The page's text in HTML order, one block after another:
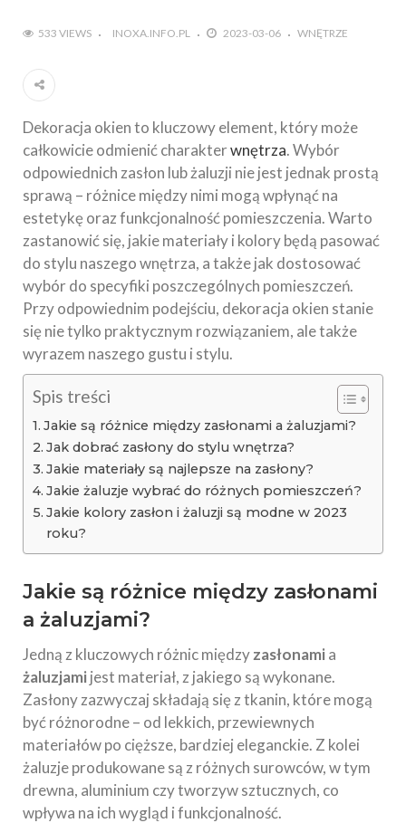
533 VIEWS INOXA.INFO.PL 2023-03-06 WNĘTRZE
Dekoracja okien to kluczowy element, który może
całkowicie odmienić charakterwnętrza. Wybór
odpowiednich zasłon lub żaluzji nie jest jednak prostą
sprawą – różnice między nimi mogą wpłynąć na
estetykę oraz funkcjonalność pomieszczenia. Warto
zastanowić się, jakie materiały i kolory będą pasować
do stylu naszego wnętrza, a także jak dostosować
wybór do specyfiki poszczególnych pomieszczeń.
Przy odpowiednim podejściu, dekoracja okien stanie
się nie tylko praktycznym rozwiązaniem, ale także
wyrazem naszego gustu i stylu.
Spis treści
Jakie są różnice między zasłonami a żaluzjami?
Jak dobrać zasłony do stylu wnętrza?
Jakie materiały są najlepsze na zasłony?
Jakie żaluzje wybrać do różnych pomieszczeń?
Jakie kolory zasłon i żaluzji są modne w 2023
roku?
Jakie są różnice między zasłonami
a żaluzjami?
Jedną z kluczowych różnic międzyzasłonamia
żaluzjamijest materiał, z jakiego są wykonane.
Zasłony zazwyczaj składają się z tkanin, które mogą
być różnorodne – od lekkich, przewiewnych
materiałów po cięższe, bardziej eleganckie. Z kolei
żaluzje produkowane są z różnych surowców, w tym
drewna, aluminium czy tworzyw sztucznych, co
wpływa na ich wygląd i funkcjonalność.